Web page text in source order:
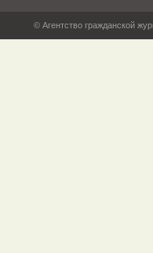
© Агентство гражданской